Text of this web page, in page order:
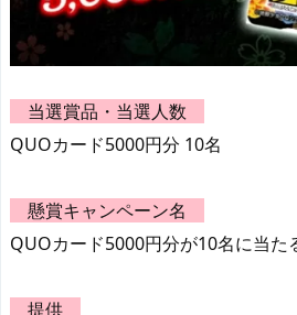
当選賞品・当選人数
QUOカード5000円分 10名
懸賞キャンペーン名
QUOカード5000円分が10名に当た
提供